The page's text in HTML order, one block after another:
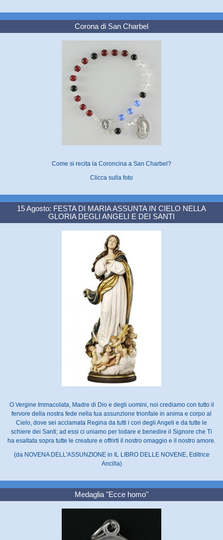
Corona di San Charbel
Come si recita la Coroncina a San Charbel?
Clicca sulla foto
15 Agosto: FESTA DI MARIA ASSUNTA IN CIELO NELLA
GLORIA DEGLI ANGELI E DEI SANTI
O Vergine Immacolata, Madre di Dio e degli uomini, noi crediamo con tutto il
fervore della nostra fede nella tua assunzione trionfale in anima e corpo al
Cielo, dove sei acclamata Regina da tutti i cori degli Angeli e da tutte le
schiere dei Santi; ad essi ci uniamo per lodare e benedire il Signore che Ti
ha esaltata sopra tutte le creature e offrirti il nostro omaggio e il nostro amore.
(da NOVENA DELL'ASSUNZIONE in IL LIBRO DELLE NOVENE, Editrice
Ancilla)
Medaglia "Ecce homo"